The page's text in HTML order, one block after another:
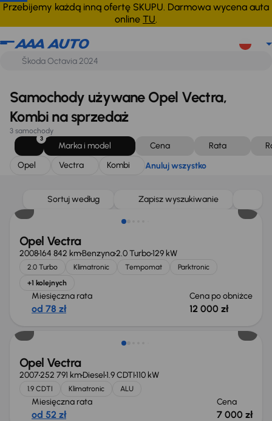
Przebijemy każdą inną ofertę SKUPU. Darmowa wycena auta
online TU.
Opel Vectra Kombi Anuluj wszystko
Samochody używane Opel Vectra,
Kombi na sprzedaż
3 samochody
3
Marka i model Cena Rata
Opel
Vectra Kombi Anuluj wszystko
Sortuj według Zapisz wyszukiwanie
Taniej o 1 000 zł
Opel Vectra
2008164 842 kmBenzyna2.0 Turbo129 kW
2.0 Turbo Klimatronic Tempomat
Parktronic
+1 kolejnych
Miesięczna rata
od 78 zł
Cena po obniżce
12 000 zł
Opel Vectra
2007252 791 kmDiesel1.9 CDTI110 kW
1.9 CDTI Klimatronic ALU
Miesięczna rata
od 52 zł
Cena
7 000 zł